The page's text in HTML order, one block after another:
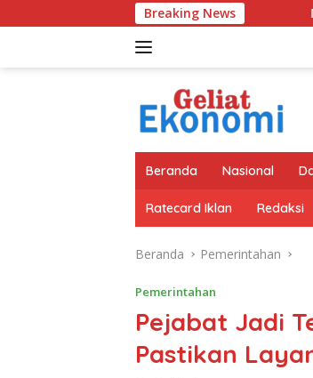
ke
Breaking News
Merek Legendaris
Beranda Nasional
Ratecard Iklan Redaksi
Beranda Pemerintahan
Pemerintahan
Pejabat Jadi
Pastikan